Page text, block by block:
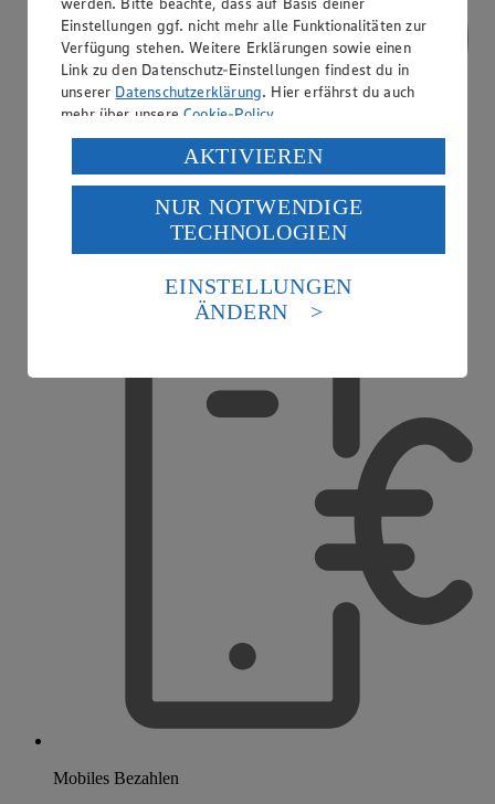
Mobiles Bezahlen
Einstellungen ggf. nicht mehr alle Funktionalitäten zur
Verfügung stehen. Weitere Erklärungen sowie einen
Link zu den Datenschutz-Einstellungen findest du in
unserer Datenschutzerklärung. Hier erfährst du auch
mehr über unsereCookie-Policy.
Verarbeitung deiner personenbezogenen Daten in den
USA durch Facebook und YouTube:
Wenn du auf „Aktivieren“ klickst, willigst du im Sinne
des Art. 49 Abs. 1 Satz 1 lit. a) DSGVO ein, dass deine
Daten in den USA verarbeitet werden. Der EuGH sieht
die USA als Land mit einem nach europäischen
Standards nicht angemessenen Datenschutzniveau an.
Es besteht das Risiko eines Zugriffs durch US-
Informationen zum Herausgeber der Seite findest du
AKTIVIEREN
NUR NOTWENDIGE
TECHNOLOGIEN
EINSTELLUNGEN
ÄNDERN